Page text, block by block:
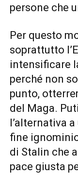
persone che
Per questo
soprattutto
intensificare
perché non
punto,
del Maga.
l’alternativa
fine
di Stalin che
pace giusta